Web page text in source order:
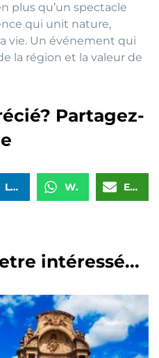
plus qu’un spectacle
qui unit nature,
vie. Un événement qui
la région et la valeur de
Partagez-
LinkedIn WhatsApp Email
intéressé...